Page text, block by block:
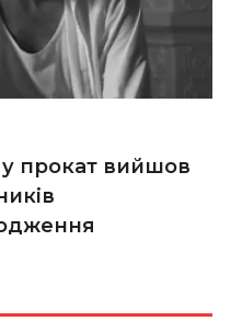
у прокат вийшов